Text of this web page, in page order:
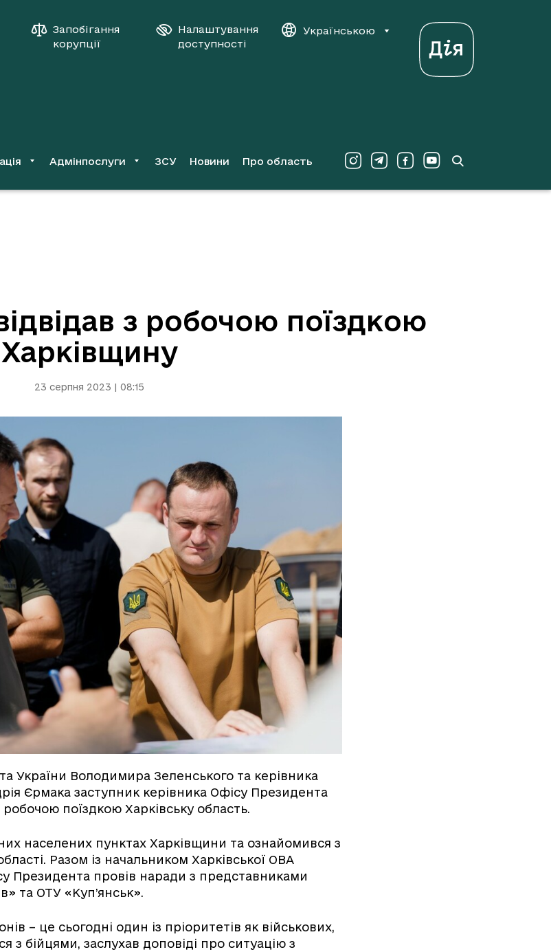
Запобігання
корупції
Налаштування
доступності
Українською
Адмінпослуги ЗСУ Новини Про область
з робочою поїздкою
Харківщину
23 серпня 2023 | 08:15
України Володимира Зеленського та керівника
Єрмака заступник керівника Офісу Президента
робочою поїздкою Харківську область.
населених пунктах Харківщини та ознайомився з
Разом із начальником Харківської ОВА
Президента провів наради з представниками
та ОТУ «Куп’янськ».
– це сьогодні один із пріоритетів як військових,
з бійцями, заслухав доповіді про ситуацію з